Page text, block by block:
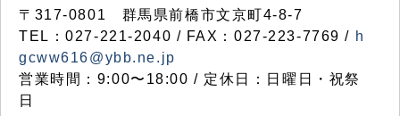
〒317‐0801 群馬県前橋市文京町4-8-7
TEL：027-221-2040 / FAX：027-223-7769 / h
gcww616@ybb.ne.jp
営業時間：9:00〜18:00 / 定休日：日曜日・祝祭
日